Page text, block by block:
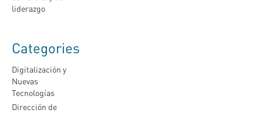
liderazgo
Categories
Digitalización y
Nuevas
Tecnologías
Dirección de